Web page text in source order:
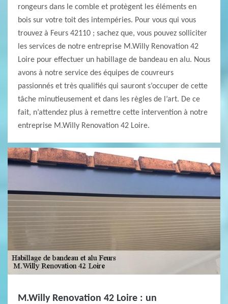
rongeurs dans le comble et protègent les éléments en
bois sur votre toit des intempéries. Pour vous qui vous
trouvez à Feurs 42110 ; sachez que, vous pouvez solliciter
les services de notre entreprise M.Willy Renovation 42
Loire pour effectuer un habillage de bandeau en alu. Nous
avons à notre service des équipes de couvreurs
passionnés et très qualifiés qui sauront s’occuper de cette
tâche minutieusement et dans les règles de l’art. De ce
fait, n’attendez plus à remettre cette intervention à notre
entreprise M.Willy Renovation 42 Loire.
M.Willy Renovation 42 Loire : un